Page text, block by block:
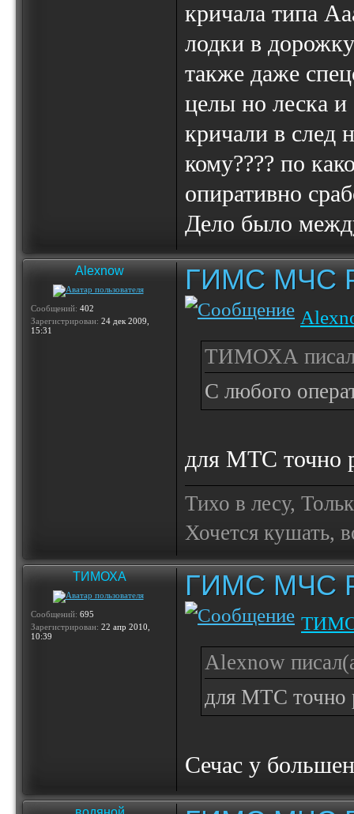
кричала типа
лодки в
также даже
целы но леска
кричали в след
кому???? по
опиративно
Дело было
Alexnow
Сообщений: 402
Зарегистрирован: 24 дек 2009,
15:31
ГИМС МЧС
ТИМОХА
С любого
для МТС точно
Тихо в лесу,
Хочется кушать,
ТИМОХА
Сообщений: 695
Зарегистрирован: 22 апр 2010,
10:39
ГИМС МЧС
Alexnow
для МТС точно
Сечас у